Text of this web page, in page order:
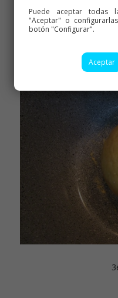
Puede aceptar todas
"Aceptar" o
botón "Configurar".
Aceptar